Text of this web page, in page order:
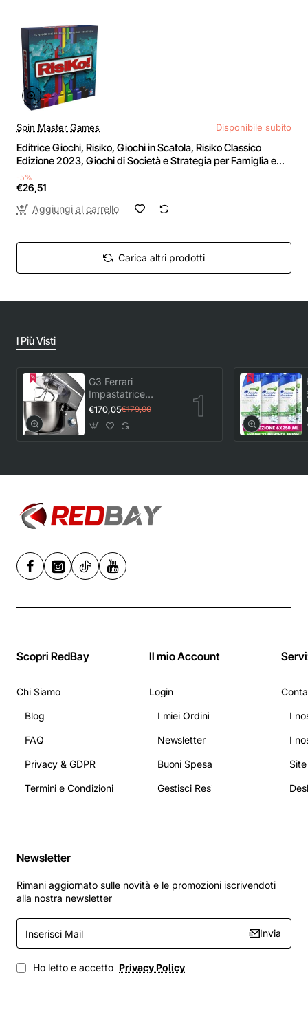
Spin Master Games Disponibile subito
Editrice Giochi, Risiko, Giochi in Scatola, Risiko Classico
Edizione 2023, Giochi di Società e Strategia per Famiglia e
Amici, Giochi da Tavolo per Adulti e Bambini, da 3 a 6
Giocatori, 10+ Anni
-5%
€26,51
Aggiungi al carrello
Carica altri prodotti
I Più Visti
G3 Ferrari
Impastatrice
Planetaria con
Tirapasta Pastaio
10&Lode G20113,
Grigio
€170,05€179,00
Scopri RedBay
Chi Siamo
Blog
FAQ
Privacy & GDPR
Termini e Condizioni
Il mio Account
Login
I miei Ordini
Newsletter
Buoni Spesa
Gestisci Resi
I
I
Newsletter
Rimani aggiornato sulle novità e le promozioni iscrivendoti
alla nostra newsletter
Inserisci
Mail
Invia
Ho letto e accetto Privacy Policy